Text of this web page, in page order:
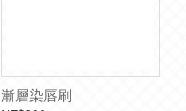
漸層染唇刷